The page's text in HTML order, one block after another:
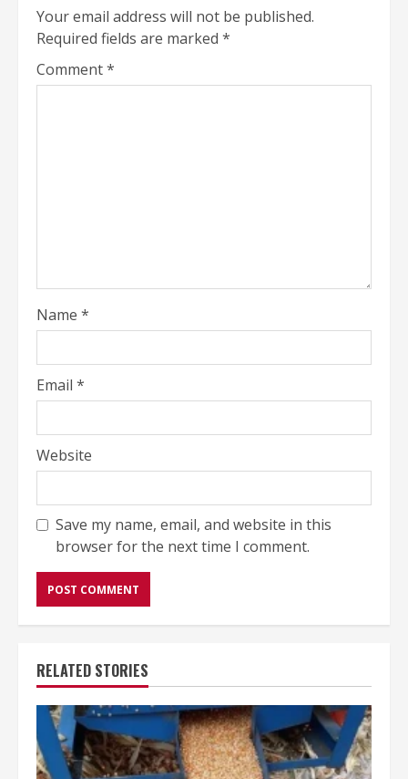
Your email address will not be published.
Required fields are marked *
Comment*
Name *
Email *
Website
Save my name, email, and website in this
browser for the next time I comment.
RELATED STORIES